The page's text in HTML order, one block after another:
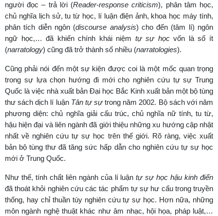
người đọc – trả lời (Reader-response criticism), phân tâm học,
chủ nghĩa lịch sử, tu từ học, lí luận điện ảnh, khoa học máy tính,
phân tích diễn ngôn (discourse analysis) cho đến (tâm lí) ngôn
ngữ học,… đã khiến chính khái niệm tự sự họcvốn là số ít
(narratology) cũng đã trở thành số nhiều (narratologies).
Cũng phải nói đến một sự kiện được coi là một mốc quan trọng
trong sự lựa chọn hướng đi mới cho nghiên cứu tự sự Trung
Quốc là việc nhà xuất bản Đại học Bắc Kinh xuất bản một bộ tùng
thư sách dịch lí luận Tân tự sựtrong năm 2002. Bộ sách với năm
phương diện: chủ nghĩa giải cấu trúc, chủ nghĩa nữ tính, tu từ,
hậu hiện đại và liên ngành đã giới thiệu những xu hướng cập nhật
nhất về nghiên cứu tự sự học trên thế giới. Rõ ràng, việc xuất
bản bộ tùng thư đã tăng sức hấp dẫn cho nghiên cứu tự sự học
mới ở Trung Quốc.
Như thế, tính chất liên ngành của lí luậntự sự học hậu kinh điển
đã thoát khỏi nghiên cứu các tác phẩm tự sự hư cấu trong truyền
thống, hay chỉ thuần túy nghiên cứu tự sự học. Hơn nữa, những
môn ngành nghệ thuật khác như âm nhạc, hội họa, pháp luật,…